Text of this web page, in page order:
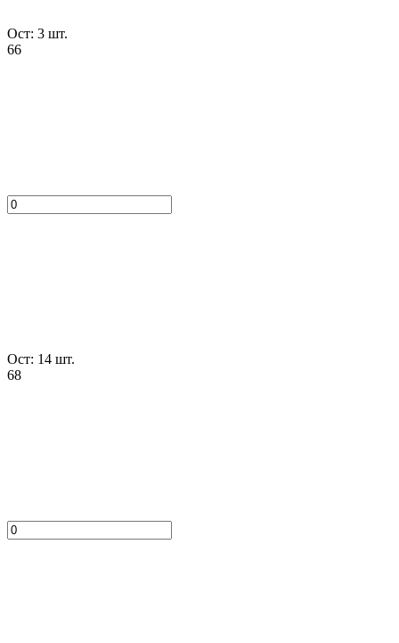
Ост: 3 шт.
66
Ост: 14 шт.
68